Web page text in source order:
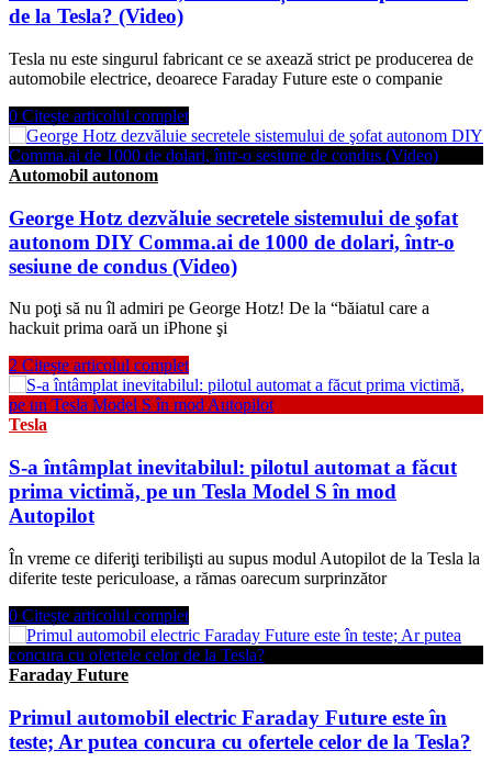
de la Tesla? (Video)
Tesla nu este singurul fabricant ce se axează strict pe producerea de
automobile electrice, deoarece Faraday Future este o companie
0 Citește articolul complet
Automobil autonom
George Hotz dezvăluie secretele sistemului de şofat
autonom DIY Comma.ai de 1000 de dolari, într-o
sesiune de condus (Video)
Nu poţi să nu îl admiri pe George Hotz! De la “băiatul care a
hackuit prima oară un iPhone şi
2 Citește articolul complet
Tesla
S-a întâmplat inevitabilul: pilotul automat a făcut
prima victimă, pe un Tesla Model S în mod
Autopilot
În vreme ce diferiţi teribilişti au supus modul Autopilot de la Tesla la
diferite teste periculoase, a rămas oarecum surprinzător
0 Citește articolul complet
Faraday Future
Primul automobil electric Faraday Future este în
teste; Ar putea concura cu ofertele celor de la Tesla?